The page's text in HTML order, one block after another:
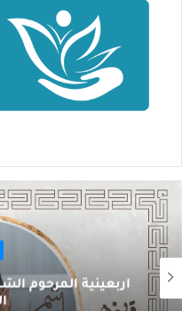
اربعينية المرحوم